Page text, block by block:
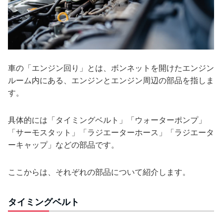
車の「エンジン回り」とは、ボンネットを開けたエンジン
ルーム内にある、エンジンとエンジン周辺の部品を指しま
す。
具体的には「タイミングベルト」「ウォーターポンプ」
「サーモスタット」「ラジエーターホース」「ラジエータ
ーキャップ」などの部品です。
ここからは、それぞれの部品について紹介します。
タイミングベルト